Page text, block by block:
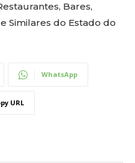
Bares,
Similares do Estado do
WhatsApp
URL